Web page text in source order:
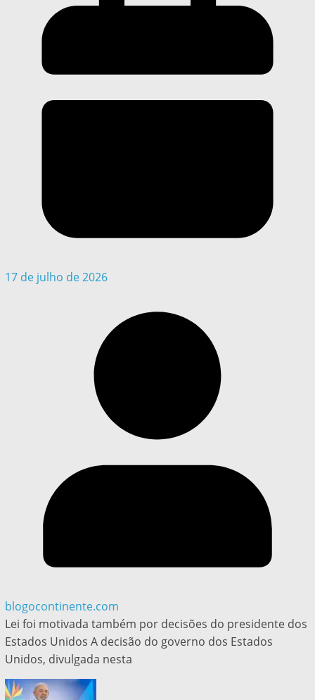
17 de julho de 2026
blogocontinente.com
Lei foi motivada também por decisões do presidente dos
Estados Unidos A decisão do governo dos Estados
Unidos, divulgada nesta